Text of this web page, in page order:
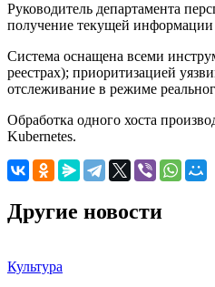
Руководитель департамента
получение текущей информации
Система оснащена всеми
реестрах); приоритизацией
отслеживание в режиме
Обработка одного хоста
Kubernetes.
Другие новости
Культура